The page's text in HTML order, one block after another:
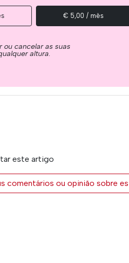
€ 5,00 / mês
ou cancelar as suas
altura.
este artigo
comentários ou opinião sobre